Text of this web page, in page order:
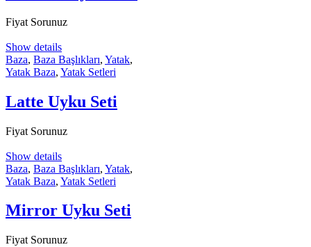
Fiyat Sorunuz
Show details
Baza, Baza Başlıkları, Yatak,
Yatak Baza, Yatak Setleri
Latte Uyku Seti
Fiyat Sorunuz
Show details
Baza, Baza Başlıkları, Yatak,
Yatak Baza, Yatak Setleri
Mirror Uyku Seti
Fiyat Sorunuz